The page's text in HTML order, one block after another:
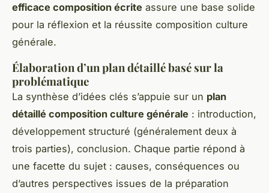
efficace composition écrite assure une base solide
pour la réflexion et la réussite composition culture
générale.
Élaboration d’un plan détaillé basé sur la
problématique
La synthèse d’idées clés s’appuie sur un plan
détaillé composition culture générale : introduction,
développement structuré (généralement deux à
trois parties), conclusion. Chaque partie répond à
une facette du sujet : causes, conséquences ou
d’autres perspectives issues de la préparation